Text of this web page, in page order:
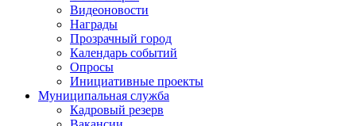
Видеоновости
Награды
Прозрачный город
Календарь событий
Опросы
Инициативные проекты
Муниципальная служба
Кадровый резерв